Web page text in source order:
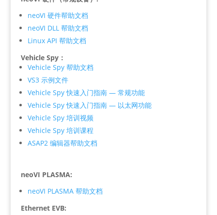
neoVI 硬件帮助文档
neoVI DLL 帮助文档
Linux API 帮助文档
Vehicle Spy：
Vehicle Spy 帮助文档
VS3 示例文件
Vehicle Spy 快速入门指南 — 常规功能
Vehicle Spy 快速入门指南 — 以太网功能
Vehicle Spy 培训视频
Vehicle Spy 培训课程
ASAP2 编辑器帮助文档
neoVI PLASMA:
neoVI PLASMA 帮助文档​
Ethernet EVB: